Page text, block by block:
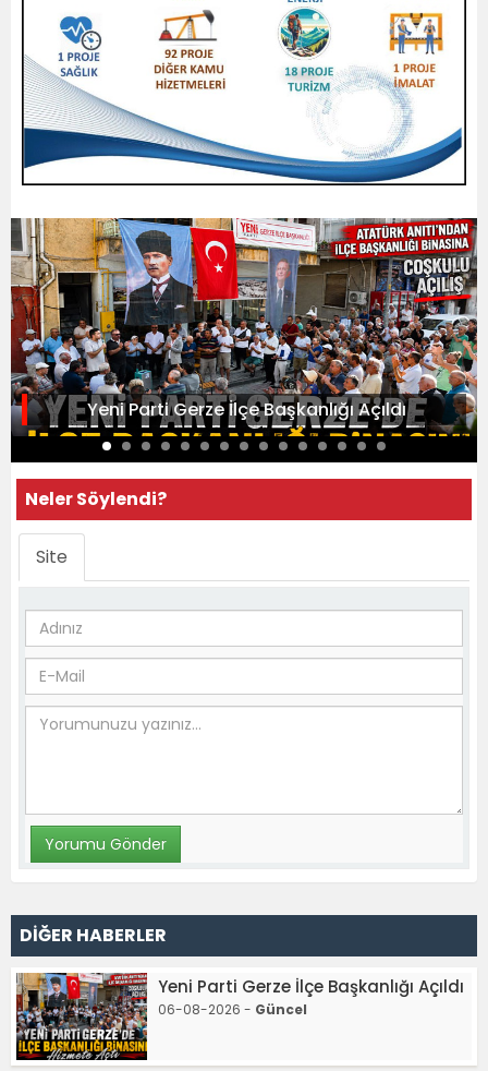
Yeni Parti Gerze İlçe Başkanlığı Açıldı
Neler Söylendi?
Site
DİĞER HABERLER
Yeni Parti Gerze İlçe Başkanlığı Açıldı
06-08-2026 - Güncel